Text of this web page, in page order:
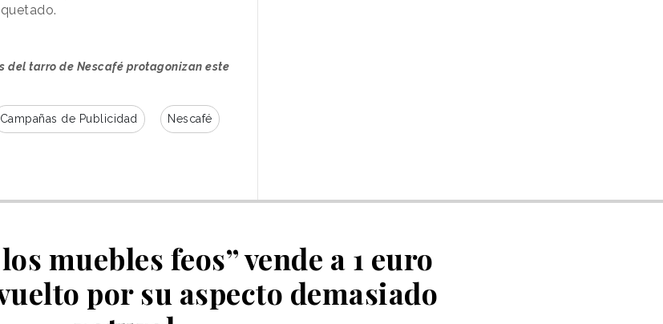
del tarro de Nescafé protagonizan este
Campañas de Publicidad Nescafé
muebles feos” vende a 1 euro
por su aspecto demasiado